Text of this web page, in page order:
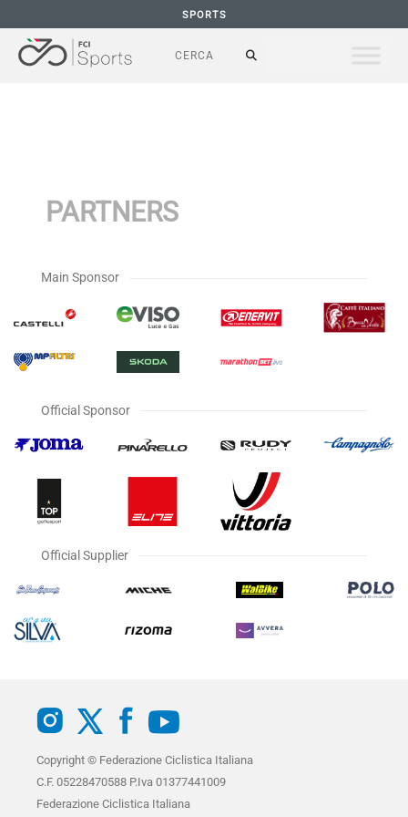
SPORTS
PARTNERS
Main Sponsor
Official Sponsor
Official Supplier
Copyright © Federazione Ciclistica Italiana
C.F. 05228470588 P.Iva 01377441009
Federazione Ciclistica Italiana